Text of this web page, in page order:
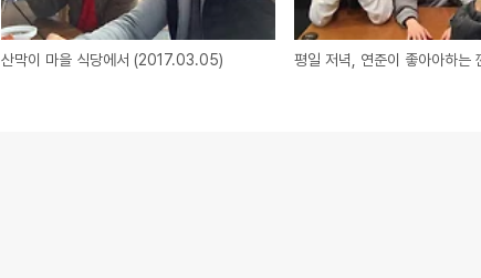
산막이 마을 식당에서 (2017.03.05)